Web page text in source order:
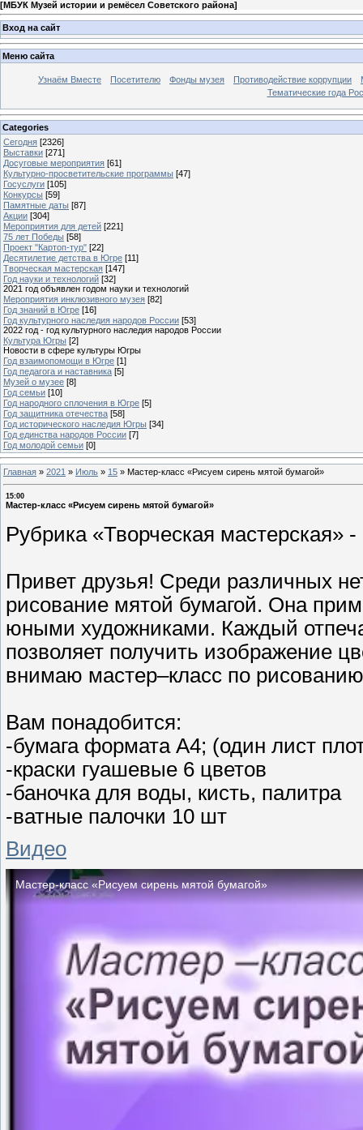
[МБУК Музей истории и ремёсел Советского района]
Вход на сайт
Меню сайта
Узнаём Вместе Посетителю Фонды музея Противодействие коррупции
Тематические года
Categories
Сегодня [2326]
Выставки [271]
Досуговые мероприятия [61]
Культурно-просветительские программы [47]
Госуслуги [105]
Конкурсы [59]
Памятные даты [87]
Акции [304]
Мероприятия для детей [221]
75 лет Победы [58]
Проект "Картоп-тур" [22]
Десятилетие детства в Югре [11]
Творческая мастерская [147]
Год науки и технологий [32]
2021 год объявлен годом науки и технологий
Мероприятия инклюзивного музея [82]
Год знаний в Югре [16]
Год культурного наследия народов России [53]
2022 год - год культурного наследия народов России
Культура Югры [2]
Новости в сфере культуры Югры
Год взаимопомощи в Югре [1]
Год педагога и наставника [5]
Музей о музее [8]
Год семьи [10]
Год народного сплочения в Югре [5]
Год защитника отечества [58]
Год исторического наследия Югры [34]
Год единства народов России [7]
Год молодой семьи [0]
Главная » 2021 » Июль » 15 » Мастер-класс «Рисуем сирень мятой бумагой»
15:00
Мастер-класс «Рисуем сирень мятой бумагой»
Рубрика «Творческая
Привет друзья! Среди различных
рисование мятой бумагой. Она
юными художниками. Каждый
позволяет получить изображение
внимаю мастер–класс по
Вам понадобится:
-бумага формата А4; (один лист
-краски гуашевые 6 цветов
-баночка для воды, кисть, палитра
-ватные палочки 10 шт
Видео